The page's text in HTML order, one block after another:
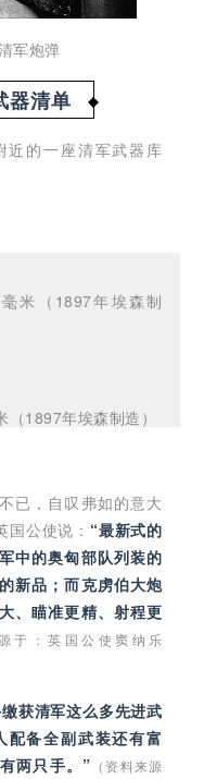
军炮弹
器清单
近的一座清军武器库
米（1897年埃森制
1897年埃森制造）
炮，口径57毫米
口径47毫米
已，自叹弗如的意大
公使说： “最新式的
中的奥匈部队列装的
新品；而克虏伯大炮
、瞄准更精、射程更
于：英国公使窦纳乐
获清军这么多先进武
配备全副武装还有富
两只手。” （资料来源